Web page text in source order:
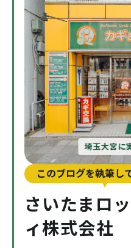
埼玉大宮に
このブログを執筆し
さいたまロ
ィ株式会社